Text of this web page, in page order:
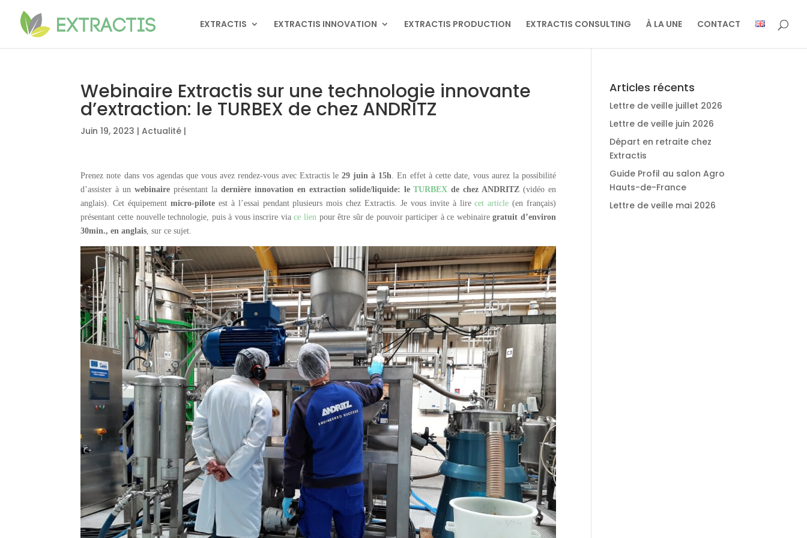
EXTRACTIS EXTRACTIS INNOVATION EXTRACTIS PRODUCTION EXTRACTIS CONSULTING À LA UNE CONTACT
Webinaire Extractis sur une technologie innovante
d’extraction: le TURBEX de chez ANDRITZ
Juin 19, 2023 |Actualité |
Prenez note dans vos agendas que vous avez rendez-vous avec Extractis le29 juin à 15h. En effet à cette date, vous aurez la possibilité
d’assister à unwebinaire présentant la dernière innovation en extraction solide/liquide: leTURBEX de chez ANDRITZ (vidéo en
anglais). Cet équipementmicro-pilote est à l’essai pendant plusieurs mois chez Extractis. Je vous invite à lirecet article (en français)
présentant cette nouvelle technologie, puis à vous inscrire viace lienpour être sûr de pouvoir participer à ce webinairegratuit d’environ
30min., en anglais, sur ce sujet.
Articles récents
Lettre de veille juillet 2026
Lettre de veille juin 2026
Départ en retraite chez
Extractis
Guide Profil au salon Agro
Hauts-de-France
Lettre de veille mai 2026